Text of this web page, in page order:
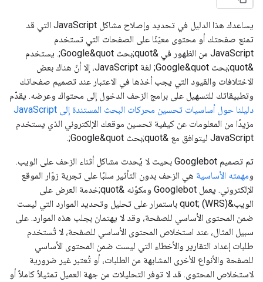
يساعدك هذا الدليل في تحديد وإصلاح مشاكل JavaScript التي قد
تمنع صفحتك أو محتوى معيّنًا على الصفحات التي تستخدم
JavaScript من الظهور في &quot;بحث Google&quot;. يستخدم
&quot;بحث Google&quot; لغة JavaScript، إلا أنّ هناك بعض
الاختلافات والقيود التي يجب أخذها في الاعتبار عند تصميم صفحاتك
وتطبيقاتك للتسهيل على برامج الزحف الدخول إلى محتواك وعرضه. يقدّم
دليلنا حول أساسيات تحسين محركات البحث المستندة إلى JavaScript
مزيدًا من المعلومات عن كيفية تحسين موقعك الإلكتروني الذي يستخدم
JavaScript ليتوافق مع &quot;بحث Google&quot;.
تم تصميم Googlebot بحيث لا يُحدث مشاكل أثناء الزحف على الويب.
ومهمته الأساسية هي الزحف بدون التأثير سلبًا على تجربة زوّار الموقع
الإلكتروني. يعمل Googlebot ومكوّنه &quot;خدمة العرض على
الويب&quot; (WRS) باستمرار على تحليل وتحديد الموارد التي ليست
ضمن المحتوى الأساسي للصفحة، وقد لا يهتمان بجلب هذه الموارد. على
سبيل المثال، عند استخلاص المحتوى الأساسي للصفحة، لا تُستخدم
طلبات إعداد التقارير والأخطاء التي ليست ضمن المحتوى الأساسي
للصفحة والأنواع الأخرى المشابهة من الطلبات، أو تُعتبر غير ضرورية
لاستخلاص المحتوى. قد لا توفر التحليلات من جهة العميل تمثيلاً كاملاً أو